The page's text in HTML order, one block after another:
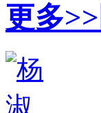
更多>>